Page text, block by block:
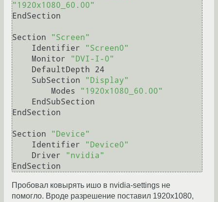
"1920x1080_60.00"
EndSection
Section
"Screen"
    Identifier
"Screen0"
    Monitor
"DVI-I-0"
    SubSection
"Display"
        Modes
"1920x1080_60.00"
EndSection
Section
"Device"
    Identifier
"Device0"
    Driver
"nvidia"
Пробовал ковырять ишо в nvidia-settings не
помогло. Вроде разрешение поставил 1920x1080,